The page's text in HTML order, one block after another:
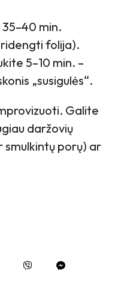
min.
folija).
5–10 min. –
„susigulės“.
Galite
daržovių
smulkintų porų) ar